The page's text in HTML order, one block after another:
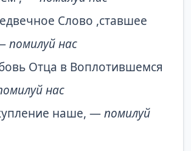
Слово ,ставшее
помилуй нас
Отца в Воплотившемся
нас
наше, —помилуй